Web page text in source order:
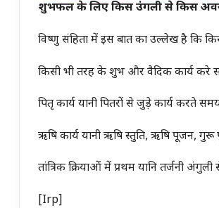
शुभफल के लिए किस उंगली से किस
विष्णु संहिता में इस बात का उल्लेख है कि
किसी भी तरह के शुभ और वैदिक कार्य करे
पितृ कार्य यानी पितरों से जुड़े कार्य करते
ऋषि कार्य यानी ऋषि स्तुति, ऋषि पूजन, गुरू
तांत्रिक क्रियाओं में प्रथम यानि तर्जनी
[irp]